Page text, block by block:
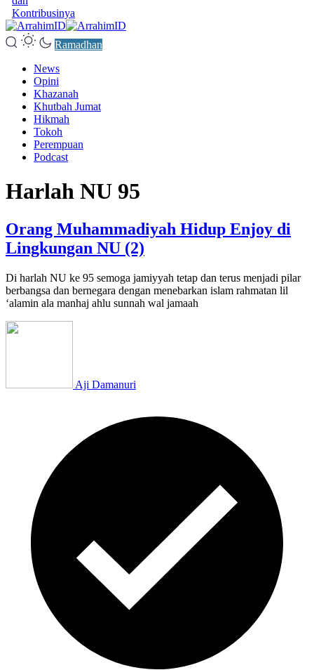
Kontribusinya
Ramadhan
News
Opini
Khazanah
Khutbah Jumat
Hikmah
Tokoh
Perempuan
Podcast
Harlah NU 95
Orang Muhammadiyah Hidup Enjoy di
Lingkungan NU (2)
Di harlah NU ke 95 semoga jamiyyah tetap dan terus menjadi pilar
berbangsa dan bernegara dengan menebarkan islam rahmatan lil
‘alamin ala manhaj ahlu sunnah wal jamaah
Aji Damanuri